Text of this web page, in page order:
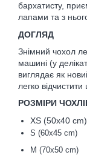
бархатисту,
лапами та з
ДОГЛЯД
Знімний чохол
машині (у
виглядає як
легко
РОЗМІРИ
XS (50х40 cm)
S (60х45 cm)
M (70х50 cm)